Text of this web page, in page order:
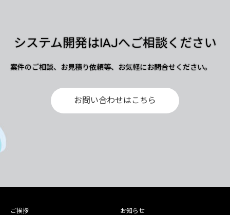
システム開発はIAJへご相談ください
案件のご相談、お見積り依頼等、お気軽にお問合せください。
お問い合わせはこちら
ご挨拶 お知らせ